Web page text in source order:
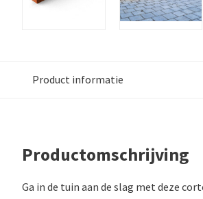
Product informatie
Productomschrijving
Ga in de tuin aan de slag met deze